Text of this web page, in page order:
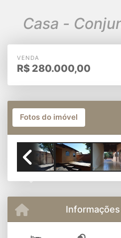
Casa -
VENDA
R$ 280.000,00
Fotos do imóvel